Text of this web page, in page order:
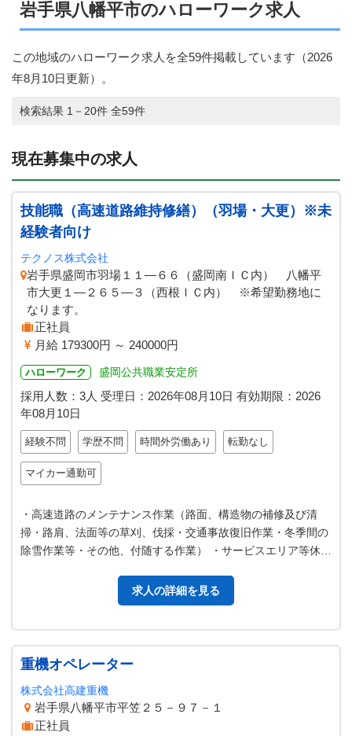
岩手県八幡平市のハローワーク求人
この地域のハローワーク求人を全59件掲載しています（2026
年8月10日更新）。
検索結果 1－20件 全59件
現在募集中の求人
技能職（高速道路維持修繕）（羽場・大更）※未
経験者向け
テクノス株式会社
岩手県盛岡市羽場１１―６６（盛岡南ＩＣ内） 八幡平
市大更１―２６５―３（西根ＩＣ内） ※希望勤務地に
なります。
正社員
月給 179300円 ～ 240000円
ハローワーク 盛岡公共職業安定所
採用人数：3人 受理日： 2026年08月10日 有効期限： 2026
年08月10日
経験不問 学歴不問 時間外労働あり 転勤なし
マイカー通勤可
・高速道路のメンテナンス作業（路面、構造物の補修及び清
掃・路肩、法面等の草刈、伐採・交通事故復旧作業・冬季間の
除雪作業等・その他、付随する作業） ・サービスエリア等休憩
求人の詳細を見る
重機オペレーター
株式会社高建重機
岩手県八幡平市平笠２５－９７－１
正社員